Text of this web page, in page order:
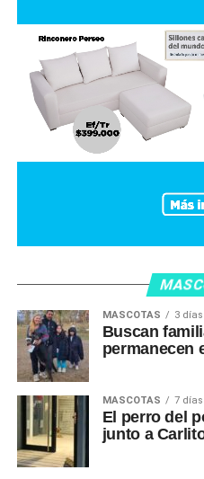
MASCOTAS 3 días
Buscan
permanecen
MASCOTAS 7 días
El perro del
junto a